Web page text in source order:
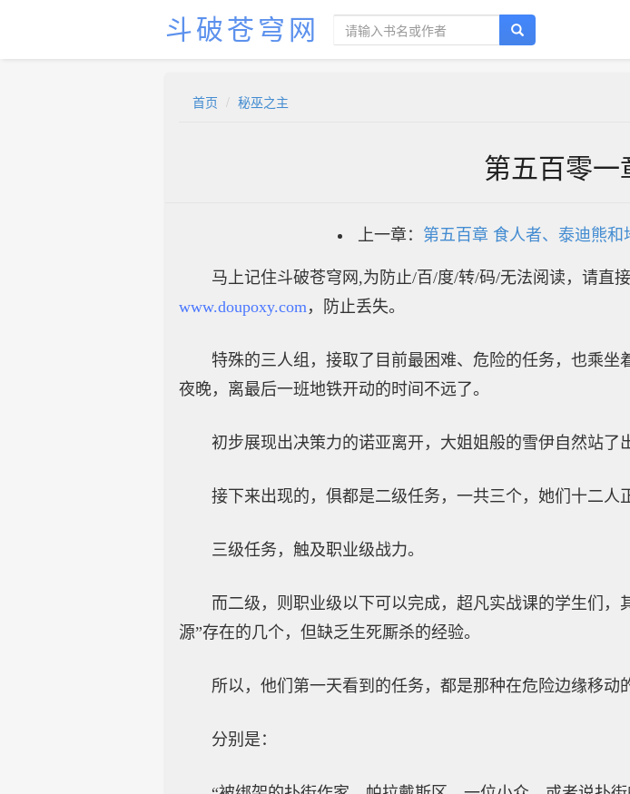
斗破苍穹网
首页 秘巫之主
第五百零一
上一章： 第五百章 食人者、泰迪熊和
马上记住斗破苍穹网,为防止/百/度/转/码/无法阅读，请直
www.doupoxy.com，防止丢失。
特殊的三人组，接取了目前最困难、危险的任务，也乘
夜晚，离最后一班地铁开动的时间不远了。
初步展现出决策力的诺亚离开，大姐姐般的雪伊自然站了
接下来出现的，俱都是二级任务，一共三个，她们十二人
三级任务，触及职业级战力。
而二级，则职业级以下可以完成，超凡实战课的学生们
源”存在的几个，但缺乏生死厮杀的经验。
所以，他们第一天看到的任务，都是那种在危险边缘移动
分别是：